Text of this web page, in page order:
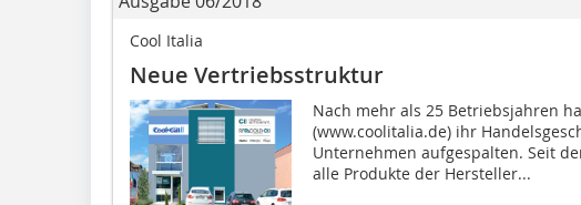
Cool Italia
Neue Vertriebsstruktur
Nach mehr als 25 Betriebsjahren
(www.coolitalia.de) ihr
Unternehmen aufgespalten. Seit
alle Produkte der Hersteller...